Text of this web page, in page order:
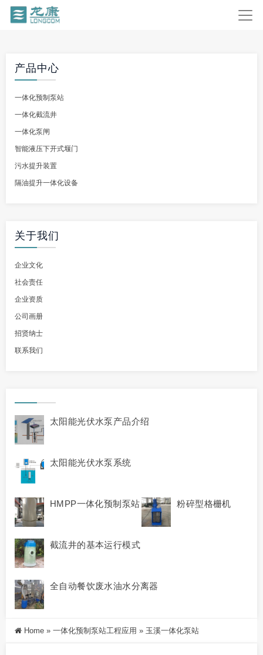
产品中心
一体化预制泵站
一体化截流井
一体化泵闸
智能液压下开式堰门
污水提升装置
隔油提升一体化设备
关于我们
企业文化
社会责任
企业资质
公司画册
招贤纳士
联系我们
太阳能光伏水泵产品介绍
太阳能光伏水泵系统
HMPP一体化预制泵站 粉碎型格栅机
截流井的基本运行模式
全自动餐饮废水油水分离器
Home » 一体化预制泵站工程应用 » 玉溪一体化泵站